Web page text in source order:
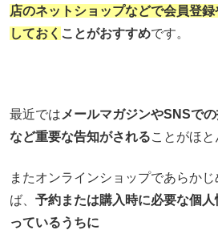
店のネットショップなどで会員登
しておく ことがおすすめです。
最近では メールマガジンやSNSで
など重要な告知がされることがほと
またオンラインショップであらか
ば、 予約または購入時に必要な個
っているうちに